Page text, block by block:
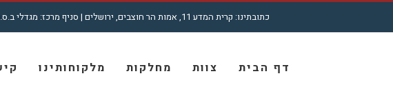
כתובתינו: קרית המדע 11, אמות הר חוצבים, ירושלים | סניף מרכז: מגדלי ב.ס.ר 4, רח' מצדה 7, בני ברק | טל': 5001772 - 02
חיפוש...
דף הבית צוות מחלקות מלקוחותינו